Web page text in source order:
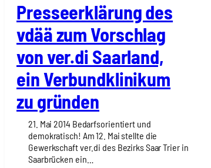
Pres­se­er­klä­rung des
vdää zum Vor­schlag
von ver.di Saar­land,
ein Ver­bund­kli­ni­kum
zu grün­den
21. Mai 2014 Bedarfsorientiert und
demokratisch! Am 12. Mai stellte die
Gewerkschaft ver.di des Bezirks Saar Trier in
Saarbrücken ein…